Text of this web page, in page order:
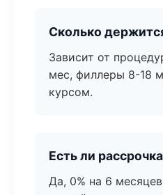
Сколько
Зависит от
мес, филлеры 8-18
курсом.
Есть ли
Да, 0% на 6